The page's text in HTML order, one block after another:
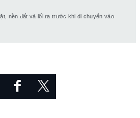
nền đất và lối ra trước khi di chuyển vào